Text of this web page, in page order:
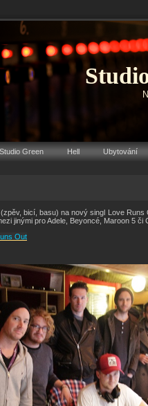
Studio Green Hell Ubytování
bicí, basu) na nový singl Love
jinými pro Adele, Beyoncé, Maroon 5 či
Out